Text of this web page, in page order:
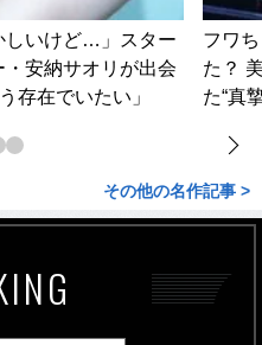
しいけど…」スター
安納サオリが出会
存在でいたい」
フワ
た？
た“真
その他の名作記事 >